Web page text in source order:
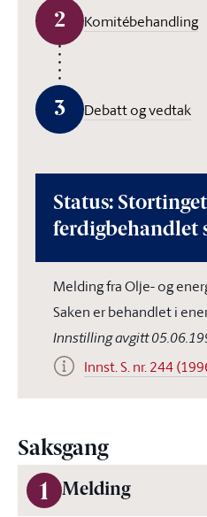
2 Komitébehandling
3 Debatt og vedtak
Status:
ferdigbehandlet
Melding fra Olje- og
Saken er behandlet i
Innstilling avgitt
Innst. S. nr. 244
Saksgang
1 Melding